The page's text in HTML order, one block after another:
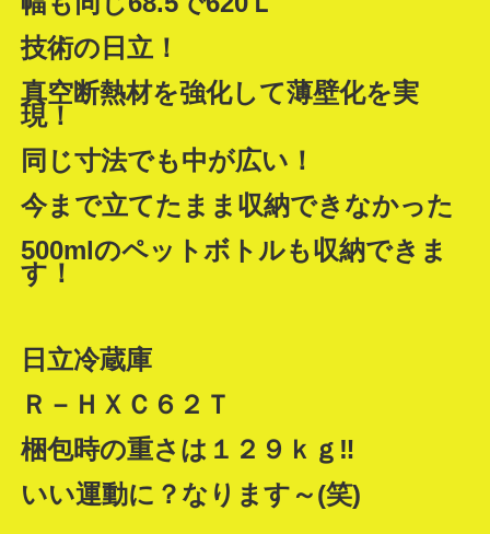
技術の日立！
真空断熱材を強化して薄壁化を実
現！
同じ寸法でも中が広い！
今まで立てたまま収納できなかった
500mlのペットボトルも収納できま
す！
日立冷蔵庫
Ｒ－ＨＸＣ６２Ｔ
梱包時の重さは１２９ｋｇ‼
いい運動に？なります～(笑)